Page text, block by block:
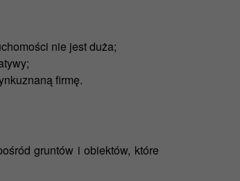
nie jest duża;
firmę.
gruntów i obiektów, które